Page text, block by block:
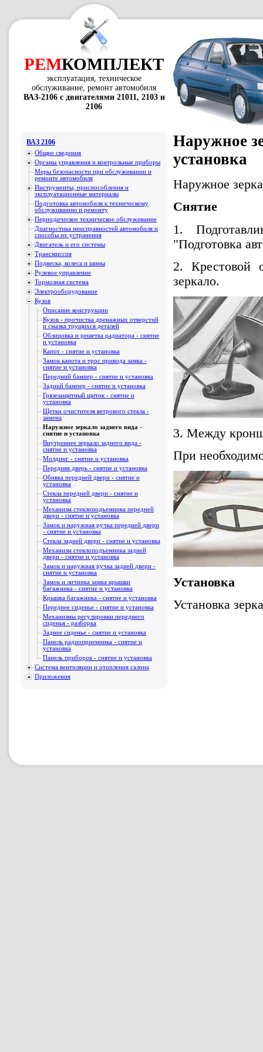
РЕМКОМПЛЕКТ
эксплуатация, техническое
обслуживание, ремонт автомобиля
ВАЗ-2106 с двигателями 21011, 2103 и
2106
ВАЗ 2106
Общие сведения
Органы управления и контрольные приборы
Меры безопасности при обслуживании и
ремонте автомобиля
Инструменты, приспособления и
эксплуатационные материалы
Подготовка автомобиля к техническому
обслуживанию и ремонту
Периодическое техническое обслуживание
Диагностика неисправностей автомобиля и
способы их устранения
Двигатель и его системы
Трансмиссия
Подвеска, колеса и шины
Рулевое управление
Тормозная система
Электрооборудование
Кузов
Описание конструкции
Кузов - прочистка дренажных отверстий
и смазка трущихся деталей
Облицовка и решетка радиатора - снятие
и установка
Капот - снятие и установка
Замок капота и трос привода замка -
снятие и установка
Передний бампер - снятие и установка
Задний бампер - снятие и установка
Грязезащитный щиток - снятие и
установка
Щетки очистителя ветрового стекла -
замена
Наружное зеркало заднего вида -
снятие и установка
Внутреннее зеркало заднего вида -
снятие и установка
Молдинг - снятие и установка
Передняя дверь - снятие и установка
Обивка передней двери - снятие и
установка
Стекла передней двери - снятие и
установка
Механизм стеклоподъемника передней
двери - снятие и установка
Замок и наружная ручка передней двери
- снятие и установка
Стекла задней двери - снятие и установка
Механизм стеклоподъемника задней
двери - снятие и установка
Замок и наружная ручка задней двери -
снятие и установка
Замок и личинка замка крышки
багажника - снятие и установка
Крышка багажника - снятие и установка
Переднее сиденье - снятие и установка
Механизмы регулировки переднего
сиденья - разборка
Заднее сиденье - снятие и установка
Панель радиоприемника - снятие и
установка
Панель приборов - снятие и установка
Система вентиляции и отопления салона
Приложения
Наружное
установка
Наружное
Снятие
1.
"Подготовка
2. Крестовой
зеркало.
3. Между
При
Установка
Установка